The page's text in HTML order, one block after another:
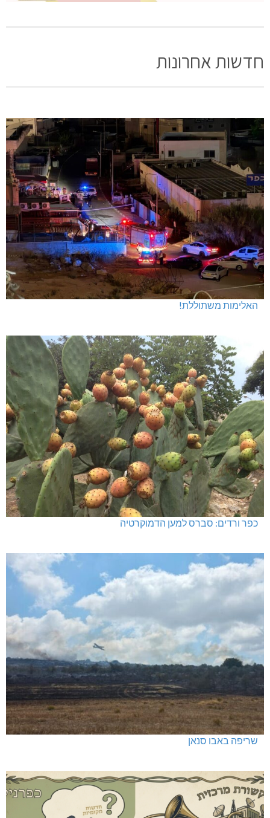
חדשות אחרונות
האלימות משתוללת!
כפר ורדים: סברס למען הדמוקרטיה
שריפה באבו סנאן